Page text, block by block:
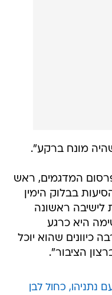
מונח ברקע".
המדגמים, ראש
בבלוק הימין
בשעה 15:00 בכנסת לישיבה ראשונה
היא כרגע
כיוונים שהוא יוכל
הציבור".
עם נתניהו, כחול לבן